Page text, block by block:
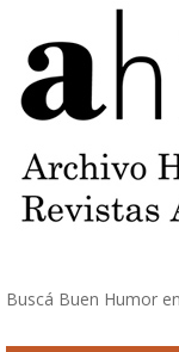
Buscá Buen Humor